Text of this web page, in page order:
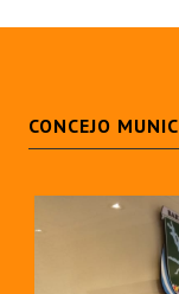
CONCEJO